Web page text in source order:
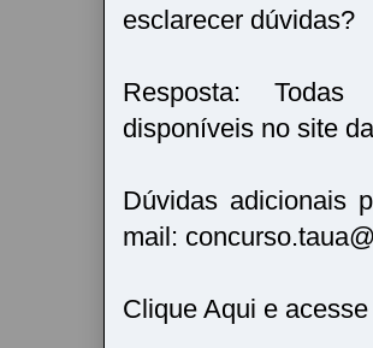
esclarecer dúvidas?
Resposta:
disponíveis no site
Dúvidas adicionais
mail:
Clique Aqui e